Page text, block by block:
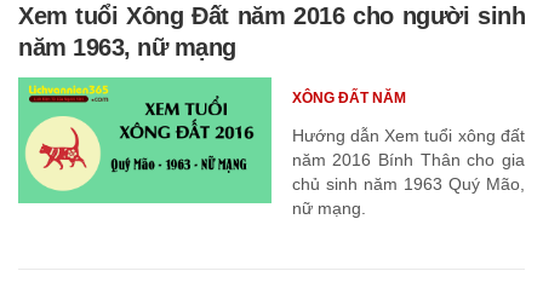
Xem tuổi Xông Đất năm 2016 cho người sinh
năm 1963, nữ mạng
Hướng dẫn Xem tuổi xông đất
năm 2016 Bính Thân cho gia
chủ sinh năm 1963 Quý Mão,
nữ mạng.
XÔNG ĐẤT NĂM